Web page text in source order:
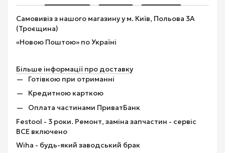
Самовивіз з нашого магазину у м. Київ, Польова 3А
(Троєщина)
«Новою Поштою» по Україні
Більше інформації про доставку
Готівкою при отриманні
Кредитною карткою
Оплата частинами ПриватБанк
Festool - 3 роки. Ремонт, заміна запчастин - сервіс
ВСЕ включено
Wiha - будь-який заводський брак